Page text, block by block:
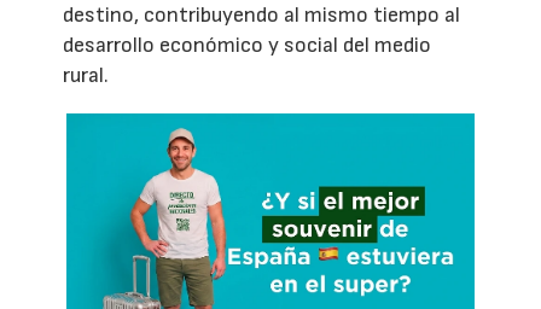
destino, contribuyendo al mismo tiempo al
desarrollo económico y social del medio
rural.